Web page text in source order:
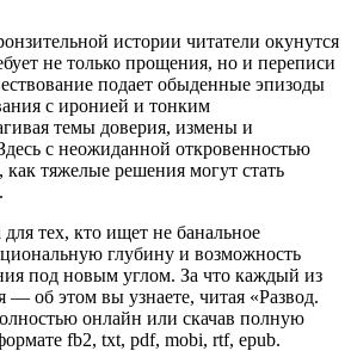
истории читатели окунутся
не только прощения, но и переписи
подает обыденные эпизоды
с иронией и тонким
темы доверия, измены и
с неожиданной откровенностью
как тяжелые решения могут стать
тех, кто ищет не банальное
глубину и возможность
под новым углом. За что каждый из
— об этом вы узнаете, читая «Развод.
онлайн или скачав полную
fb2, txt, pdf, mobi, rtf, epub.